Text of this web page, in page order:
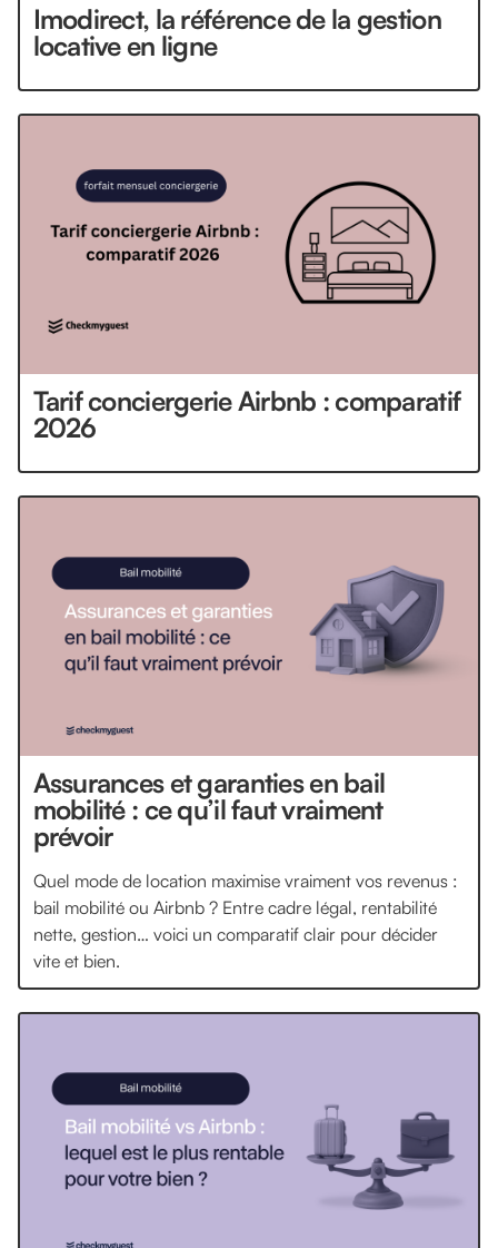
Imodirect, la référence de la gestion
locative en ligne
Tarif conciergerie Airbnb : comparatif
2026
Assurances et garanties en bail
mobilité : ce qu’il faut vraiment
prévoir
Quel mode de location maximise vraiment vos revenus :
bail mobilité ou Airbnb ? Entre cadre légal, rentabilité
nette, gestion… voici un comparatif clair pour décider
vite et bien.